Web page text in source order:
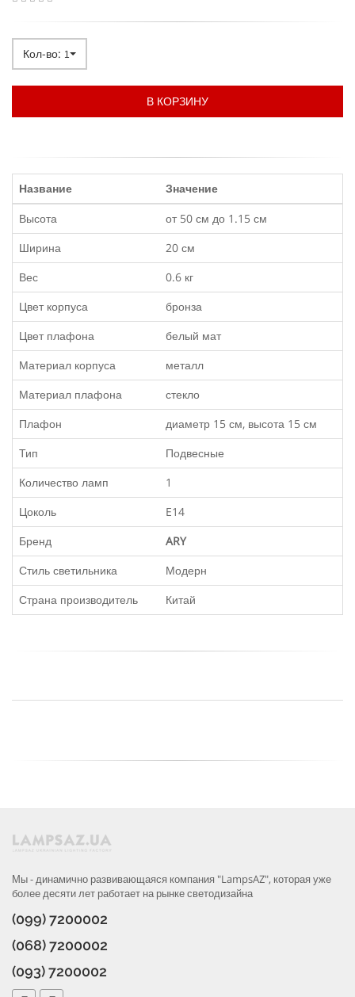
Кол-во: 1
В КОРЗИНУ
Название
Значение
Высота
от 50 см до 1.15 см
Ширина
20 см
Вес
0.6 кг
Цвет корпуса
бронза
Цвет плафона
белый мат
Материал корпуса
металл
Материал плафона
стекло
Плафон
диаметр 15 см, высота 15 см
Тип
Подвесные
Количество ламп
1
Цоколь
E14
Бренд
ARY
Стиль светильника
Модерн
Страна производитель
Китай
Мы - динамично развивающаяся компания "LampsAZ", которая уже
более десяти лет работает на рынке светодизайна
(099) 7200002
(068) 7200002
(093) 7200002